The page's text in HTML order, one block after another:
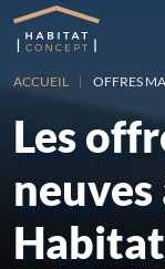
ACCUEIL OFFRES
Les